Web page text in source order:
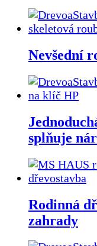
Nevšední
splňuje
Rodinná
zahrady